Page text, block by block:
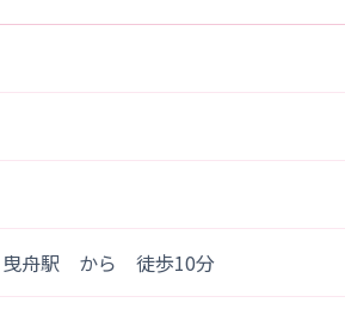
曳舟駅 から 徒歩10分